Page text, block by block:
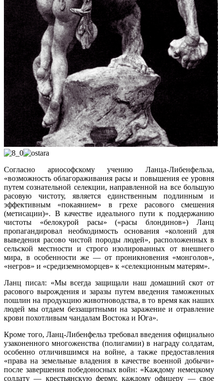
Cогласно ариософскому учению Ланца-Либенфельза,
«возможность облагораживания расы и повышения ее уровня
путем сознательной селекции, направленной на все большую
расовую чистоту, является единственным подлинным и
эффективным «покаянием» в грехе расового смешения
(метисации)». В качестве идеального пути к поддержанию
чистоты «белокурой расы» («расы блондинов») Ланц
пропагандировал необходимость основания «колоний для
выведения расово чистой породы людей», расположенных в
сельской местности и строго изолированных от внешнего
мира, в особенности же — от проникновения «монголов»,
«негров» и «средиземноморцев» к «селекционным матерям».
Ланц писал: «Мы всегда защищали наш домашний скот от
расового вырождения и заразы путем введения таможенных
пошлин на продукцию животноводства, в то время как наших
людей мы отдаем беззащитными на заражение и отравление
крови похотливым чандалам Востока и Юга».
Кроме того, Ланц-Либенфельз требовал введения официально
узаконенного многоженства (полигамии) в награду солдатам,
особенно отличившимся на войне, а также предоставления
«права на земельные владения в качестве военной добычи»
после завершения победоносных войн: «Каждому немецкому
солдату — крестьянскую ферму, каждому офицеру — свое